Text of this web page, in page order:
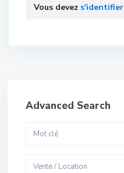
Vous devez s'identifier
Advanced Search
Vente / Location